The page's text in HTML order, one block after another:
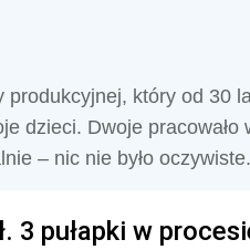
produkcyjnej, który od 30
dzieci. Dwoje pracowało
– nic nie było oczywiste.
3 pułapki w